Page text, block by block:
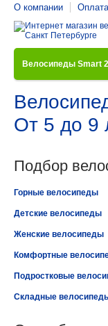
О компании
Велосипеды Smart
От 5 до 9
Подбор
Горные велосипеды
Детские велосипеды
Женские велосипеды
Комфортные
Подростковые
Складные